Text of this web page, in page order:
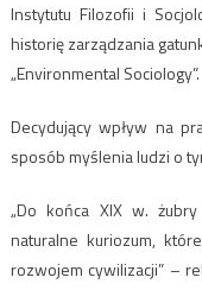
Instytutu Filozofii i
historię zarządzania
„Environmental Sociology”.
Decydujący wpływ na
sposób myślenia ludzi o
„Do końca XIX w.
naturalne kuriozum,
rozwojem cywilizacji” –